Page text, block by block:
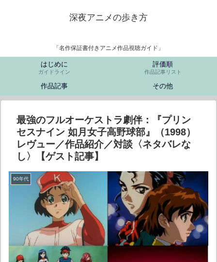
深夜アニメの歩き方
「名作保証書付きアニメ作品視聴ガイド」
はじめに
ガイドライン
評価順
作品記事リスト
作品記事 その他
最強のフルオーケストラ劇伴：『プリン
セスナイン 如月女子高野球部』（1998）
レヴュー／作品紹介／対談〈ネタバレな
し〉【ゲスト記事】
90年代